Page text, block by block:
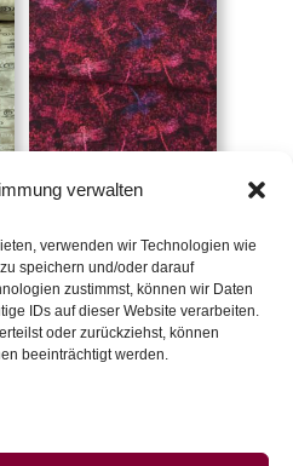
verwalten
verwenden wir Technologien wie
speichern und/oder darauf
zustimmst, können wir Daten
IDs auf dieser Website verarbeiten.
oder zurückziehst, können
beeinträchtigt werden.
Webware, Libellen,
beere
inkl. 20 % MwSt.
Zur Wunschliste